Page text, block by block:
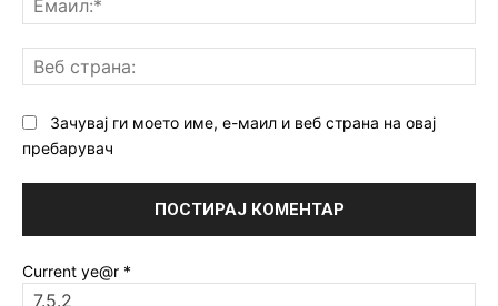
Зачувај ги моето име, е-маил и веб страна на овај
пребарувач
Current ye@r *